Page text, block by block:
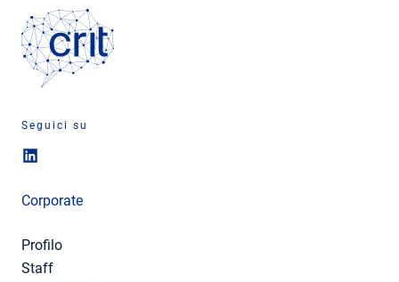
Seguici su
Corporate
Profilo
Staff